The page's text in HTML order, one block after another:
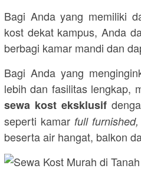
Bagi Anda yang memiliki
kost dekat kampus, Anda
berbagi kamar mandi dan
Bagi Anda yang
lebih dan fasilitas lengkap,
sewa kost eksklusif
seperti kamarfull furnished,
beserta air hangat, balkon